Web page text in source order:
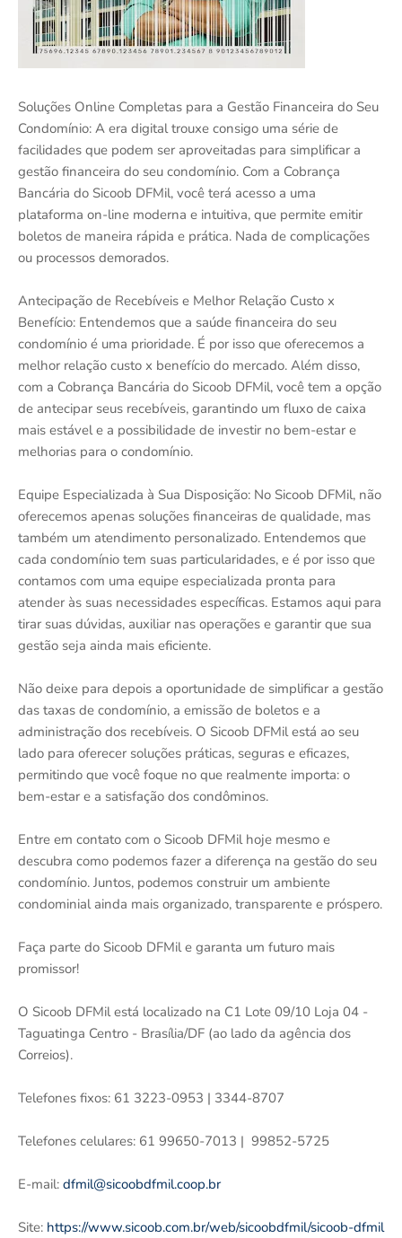
Soluções Online Completas para a Gestão Financeira do Seu
Condomínio: A era digital trouxe consigo uma série de
facilidades que podem ser aproveitadas para simplificar a
gestão financeira do seu condomínio. Com a Cobrança
Bancária do Sicoob DFMil, você terá acesso a uma
plataforma on-line moderna e intuitiva, que permite emitir
boletos de maneira rápida e prática. Nada de complicações
ou processos demorados.
Antecipação de Recebíveis e Melhor Relação Custo x
Benefício: Entendemos que a saúde financeira do seu
condomínio é uma prioridade. É por isso que oferecemos a
melhor relação custo x benefício do mercado. Além disso,
com a Cobrança Bancária do Sicoob DFMil, você tem a opção
de antecipar seus recebíveis, garantindo um fluxo de caixa
mais estável e a possibilidade de investir no bem-estar e
melhorias para o condomínio.
Equipe Especializada à Sua Disposição: No Sicoob DFMil, não
oferecemos apenas soluções financeiras de qualidade, mas
também um atendimento personalizado. Entendemos que
cada condomínio tem suas particularidades, e é por isso que
contamos com uma equipe especializada pronta para
atender às suas necessidades específicas. Estamos aqui para
tirar suas dúvidas, auxiliar nas operações e garantir que sua
gestão seja ainda mais eficiente.
Não deixe para depois a oportunidade de simplificar a gestão
das taxas de condomínio, a emissão de boletos e a
administração dos recebíveis. O Sicoob DFMil está ao seu
lado para oferecer soluções práticas, seguras e eficazes,
permitindo que você foque no que realmente importa: o
bem-estar e a satisfação dos condôminos.
Entre em contato com o Sicoob DFMil hoje mesmo e
descubra como podemos fazer a diferença na gestão do seu
condomínio. Juntos, podemos construir um ambiente
condominial ainda mais organizado, transparente e próspero.
Faça parte do Sicoob DFMil e garanta um futuro mais
promissor!
O Sicoob DFMil está localizado na C1 Lote 09/10 Loja 04 -
Taguatinga Centro - Brasília/DF (ao lado da agência dos
Correios).
Telefones fixos: 61 3223-0953 | 3344-8707
Telefones celulares: 61 99650-7013 | 99852-5725
E-mail: dfmil@sicoobdfmil.coop.br
Site: https://www.sicoob.com.br/web/sicoobdfmil/sicoob-dfmil